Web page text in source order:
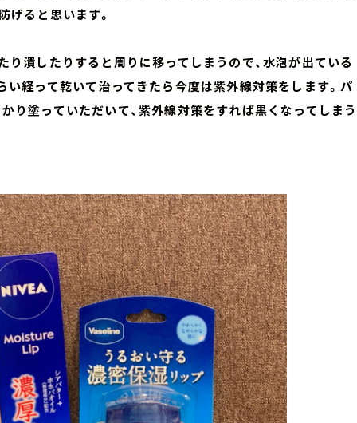
げると思います。
り潰したりすると周りに移ってしまうので、水泡が出ている
経って乾いて治ってきたら今度は紫外線対策をします。パ
り塗っていただいて、紫外線対策をすれば黒くなってしまう